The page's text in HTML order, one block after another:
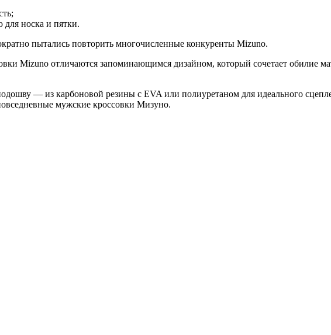
носка и пятки.
пытались повторить многочисленные конкуренты Mizuno.
Mizuno отличаются запоминающимся дизайном, который сочетает обилие
— из карбоновой резины с EVA или полиуретаном для идеального
мужские кроссовки Мизуно.